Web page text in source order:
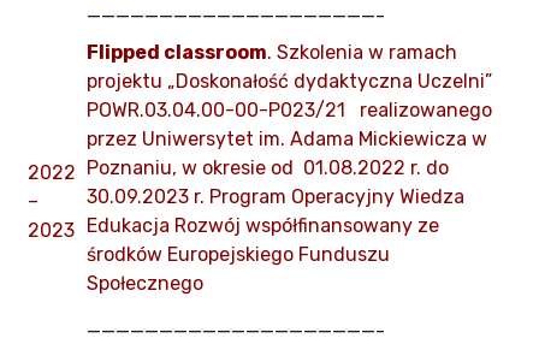
————————————————————-
2022
–
2023
Flipped classroom. Szkolenia w ramach
projektu „Doskonałość dydaktyczna Uczelni”
POWR.03.04.00-00-P023/21 realizowanego
przez Uniwersytet im. Adama Mickiewicza w
Poznaniu, w okresie od 01.08.2022 r. do
30.09.2023 r. Program Operacyjny Wiedza
Edukacja Rozwój współfinansowany ze
środków Europejskiego Funduszu
Społecznego
————————————————————-